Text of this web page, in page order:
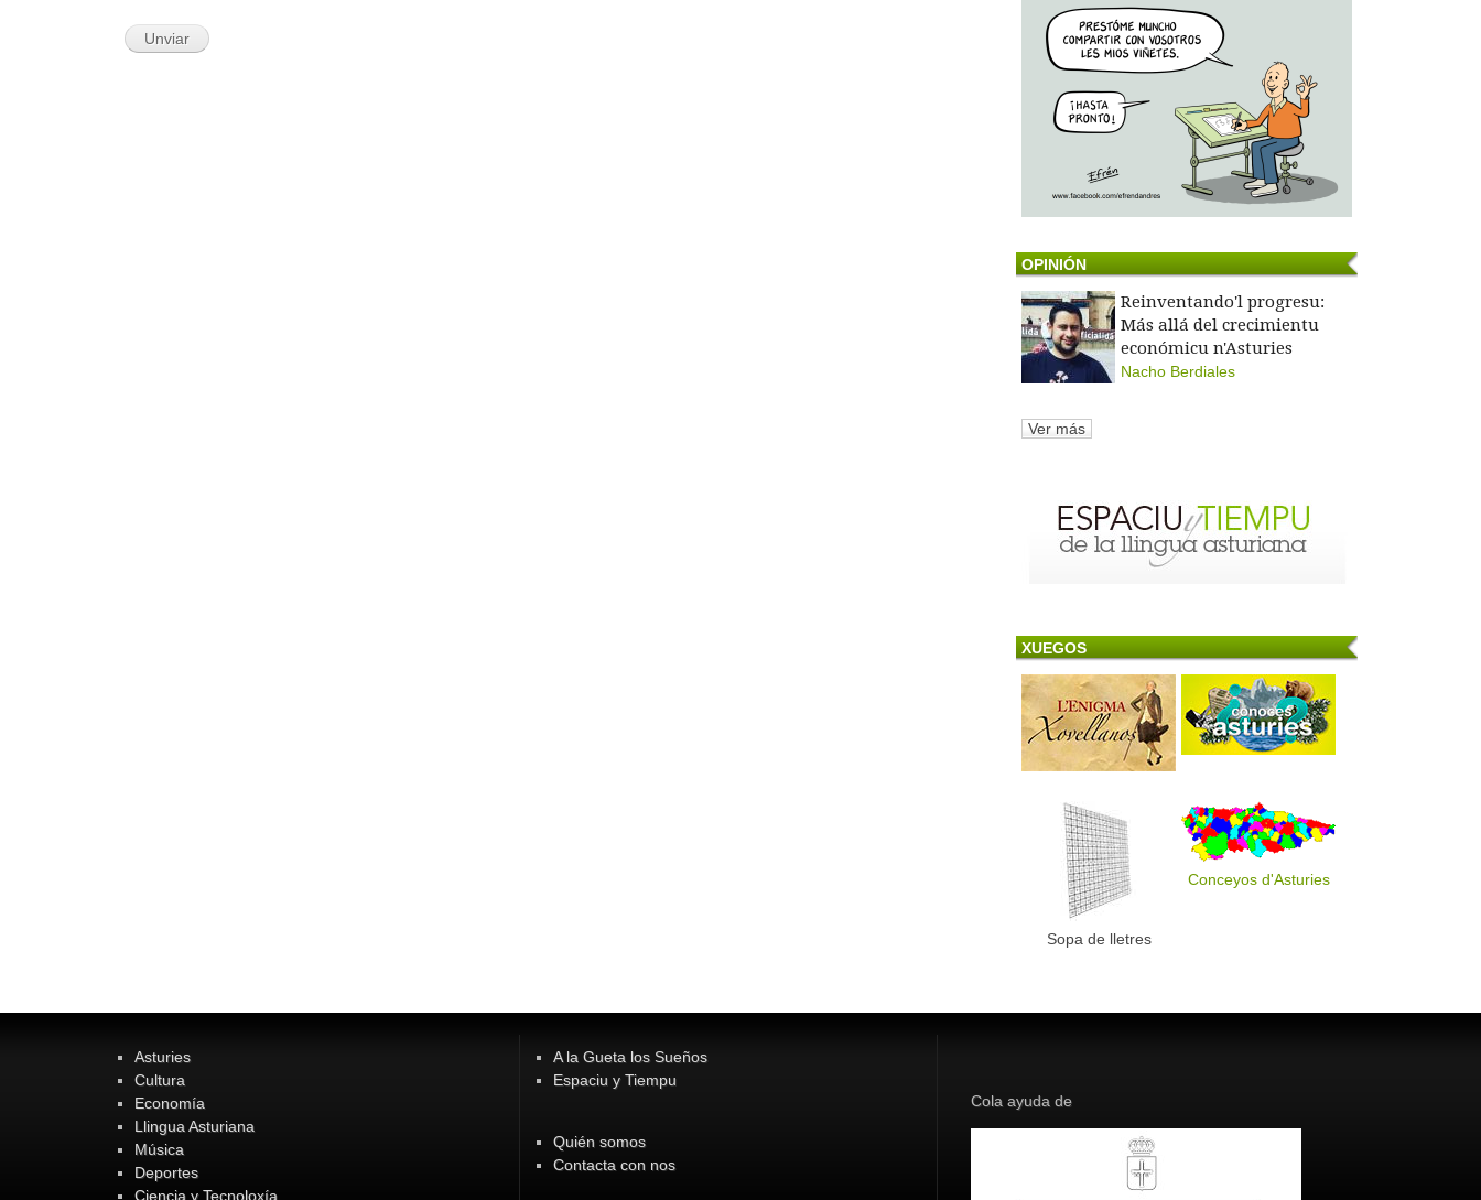
OPINIÓN
Reinventando'l progresu:
Más allá del crecimientu
económicu n'Asturies
Nacho Berdiales
Ver más
XUEGOS
Sopa de lletres
Conceyos d'Asturies
Asturies
Cultura
Economía
Llingua Asturiana
Música
Deportes
Ciencia y Tecnoloxía
A la Gueta los Sueños
Espaciu y Tiempu
Quién somos
Contacta con nos
Cola ayuda de